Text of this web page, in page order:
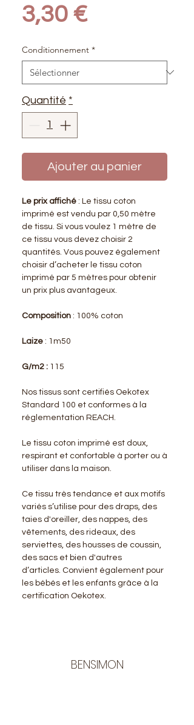
3,30 €Prix
Conditionnement *
Quantité *
Ajouter au panier
Le prix affiché : Le tissu coton
imprimé est vendu par 0,50 mètre
de tissu. Si vous voulez 1 mètre de
ce tissu vous devez choisir 2
quantités. Vous pouvez également
choisir d’acheter le tissu coton
imprimé par 5 mètres pour obtenir
un prix plus avantageux.
Composition : 100% coton
Laize : 1m50
G/m2 : 115
Nos tissus sont certifiés Oekotex
Standard 100 et conformes à la
réglementation REACH.
Le tissu coton imprimé est doux,
respirant et confortable à porter ou à
utiliser dans la maison.
Ce tissu très tendance et aux motifs
variés s’utilise pour des draps, des
taies d'oreiller, des nappes, des
vêtements, des rideaux, des
serviettes, des housses de coussin,
des sacs et bien d'autres
d’articles. Convient également pour
les bébés et les enfants grâce à la
certification Oekotex.
BENSIMON